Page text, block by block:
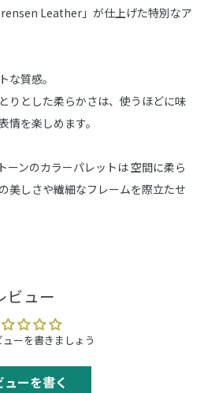
Leather」が仕上げた特別なア
な質感。
りとした柔らかさは、使うほどに味
情を楽しめます。
ーンのカラーパレットは 空間に柔ら
美しさや繊細なフレームを際立たせ
ビュー
ーを書きましょう
ューを書く